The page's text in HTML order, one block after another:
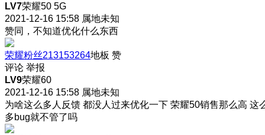
LV7荣耀50 5G
2021-12-16 15:58 属地未知
赞同，不知道优化什么东西
荣耀粉丝213153264地板 赞
评论 举报
LV9荣耀60
2021-12-16 15:58 属地未知
为啥这么多人反馈 都没人过来优化一下 荣耀50销售那么高 这
多bug就不管了吗